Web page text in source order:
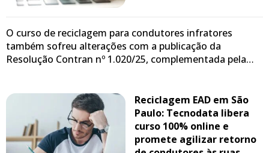
O curso de reciclagem para condutores infratores
também sofreu alterações com a publicação da
Resolução Contran nº 1.020/25, complementada pela…
Reciclagem EAD em São
Paulo: Tecnodata libera
curso 100% online e
promete agilizar retorno